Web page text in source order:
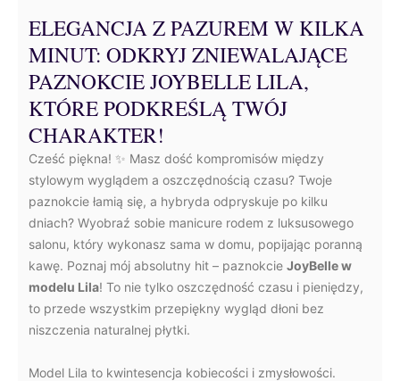
ELEGANCJA Z PAZUREM W KILKA
MINUT: ODKRYJ ZNIEWALAJĄCE
PAZNOKCIE JOYBELLE LILA,
KTÓRE PODKREŚLĄ TWÓJ
CHARAKTER!
Cześć piękna! ✨ Masz dość kompromisów między
stylowym wyglądem a oszczędnością czasu? Twoje
paznokcie łamią się, a hybryda odpryskuje po kilku
dniach? Wyobraź sobie manicure rodem z luksusowego
salonu, który wykonasz sama w domu, popijając poranną
kawę. Poznaj mój absolutny hit – paznokcie JoyBelle w
modelu Lila! To nie tylko oszczędność czasu i pieniędzy,
to przede wszystkim przepiękny wygląd dłoni bez
niszczenia naturalnej płytki.
Model Lila to kwintesencja kobiecości i zmysłowości.